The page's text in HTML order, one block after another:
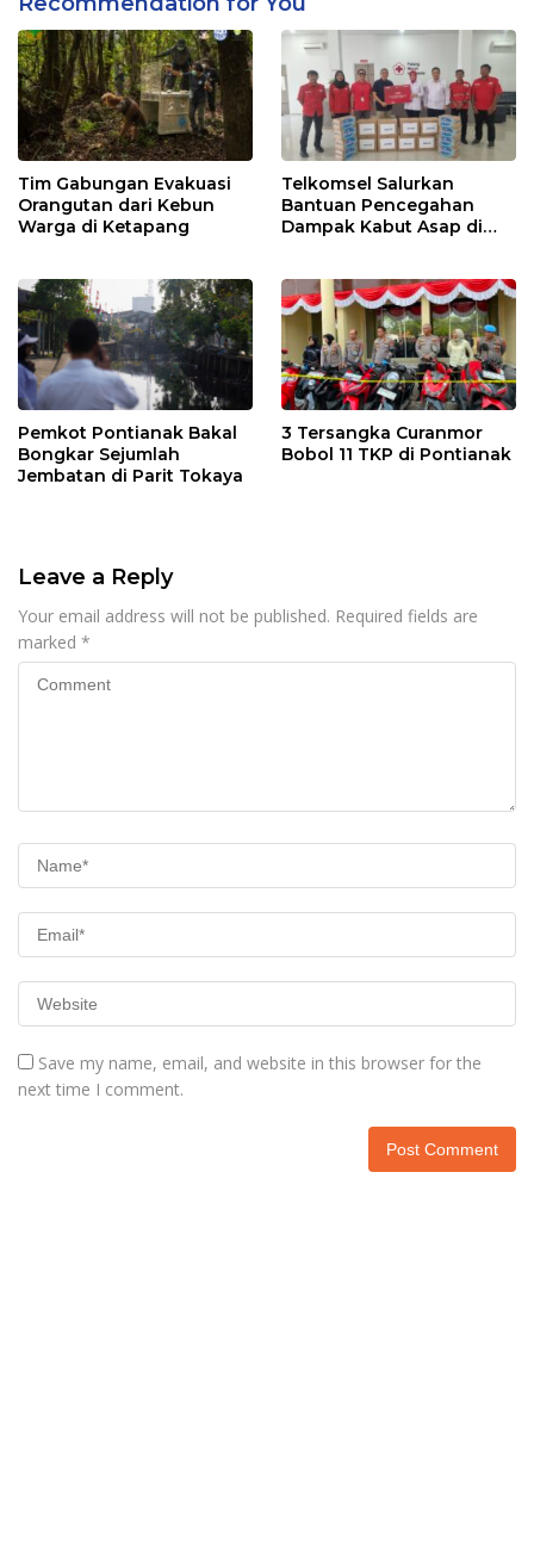
Tim Gabungan Evakuasi
Orangutan dari Kebun
Warga di Ketapang
Telkomsel Salurkan
Bantuan Pencegahan
Dampak Kabut Asap di
Pemkot Pontianak Bakal
Bongkar Sejumlah
Jembatan di Parit Tokaya
3 Tersangka Curanmor
Bobol 11 TKP di Pontianak
Leave a Reply
Your email address will not be published. Required fields are
marked *
Save my name, email, and website in this browser for the
next time I comment.